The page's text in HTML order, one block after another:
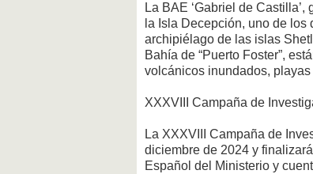
La BAE ‘Gabriel de
la Isla Decepción, uno de los
archipiélago de las islas
Bahía de “Puerto Foster”,
volcánicos inundados,
XXXVIII Campaña de
La XXXVIII Campaña de
diciembre de 2024 y
Español del Ministerio y